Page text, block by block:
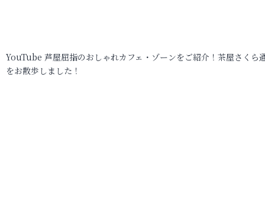
YouTube 芦屋屈指のおしゃれカフェ・ゾーンをご紹介！茶屋さくら
をお散歩しました！